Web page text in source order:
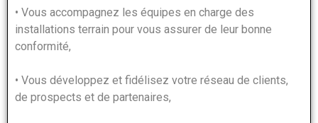
• Vous accompagnez les équipes en charge des
installations terrain pour vous assurer de leur bonne
conformité,
• Vous développez et fidélisez votre réseau de clients,
de prospects et de partenaires,